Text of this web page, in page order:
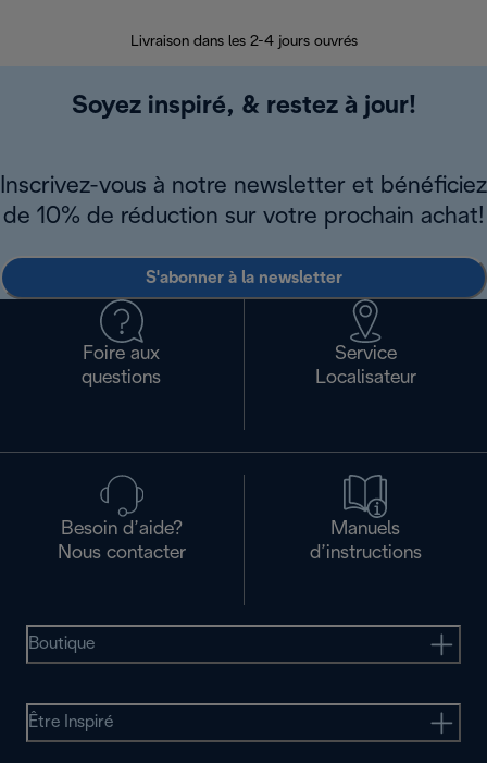
Livraison dans les 2-4 jours ouvrés
Soyez inspiré, & restez à jour!
Inscrivez-vous à notre newsletter et bénéficiez
de 10% de réduction sur votre prochain achat!
S'abonner à la newsletter
Foire aux
questions
Service
Localisateur
Besoin d’aide?
Nous contacter
Manuels
d’instructions
Boutique
Être Inspiré